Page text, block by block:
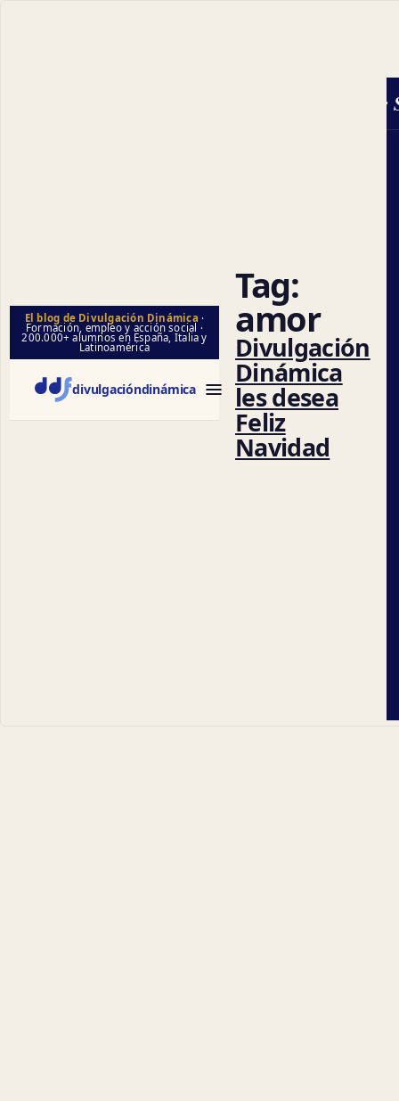
El blog de Divulgación Dinámica ·
Formación, empleo y acción social ·
200.000+ alumnos en España, Italia y
Latinoamérica
divulgacióndinámica
Tag:
amor
Divulgación
Dinámica
les desea
Feliz
Navidad
Ciencias